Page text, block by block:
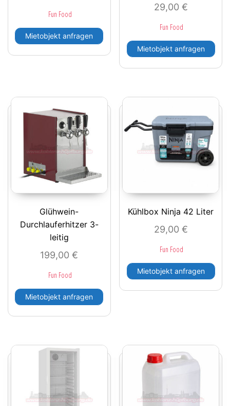
Fun Food
Mietobjekt anfragen
29,00 €
Fun Food
Mietobjekt anfragen
Glühwein-
Durchlauferhitzer 3-
leitig
199,00€
Fun Food
Mietobjekt anfragen
Kühlbox Ninja 42 Liter
29,00 €
Fun Food
Mietobjekt anfragen